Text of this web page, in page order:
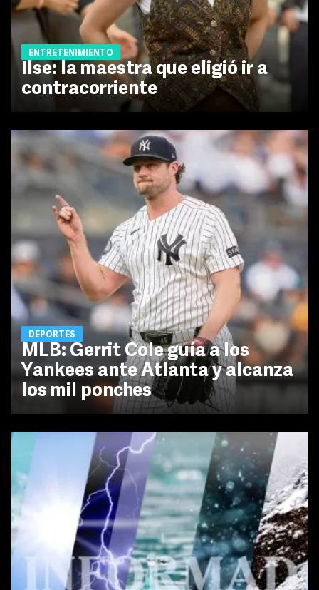
ENTRETENIMIENTO
Ilse: la maestra que eligió ir a
contracorriente
DEPORTES
MLB: Gerrit Cole guía a los
Yankees ante Atlanta y alcanza
los mil ponches